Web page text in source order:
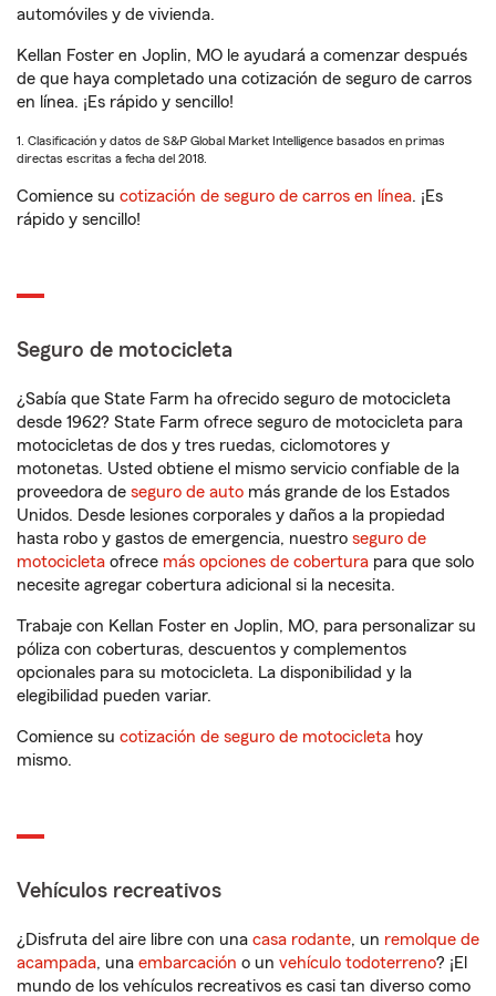
automóviles y de vivienda.
Kellan Foster en Joplin, MO le ayudará a comenzar después
de que haya completado una cotización de seguro de carros
en línea. ¡Es rápido y sencillo!
1. Clasificación y datos de S&P Global Market Intelligence basados en primas
directas escritas a fecha del 2018.
Comience su cotización de seguro de carros en línea. ¡Es
rápido y sencillo!
Seguro de motocicleta
¿Sabía que State Farm ha ofrecido seguro de motocicleta
desde 1962? State Farm ofrece seguro de motocicleta para
motocicletas de dos y tres ruedas, ciclomotores y
motonetas. Usted obtiene el mismo servicio confiable de la
proveedora de seguro de auto más grande de los Estados
Unidos. Desde lesiones corporales y daños a la propiedad
hasta robo y gastos de emergencia, nuestro seguro de
motocicleta ofrece más opciones de cobertura para que solo
necesite agregar cobertura adicional si la necesita.
Trabaje con Kellan Foster en Joplin, MO, para personalizar su
póliza con coberturas, descuentos y complementos
opcionales para su motocicleta. La disponibilidad y la
elegibilidad pueden variar.
Comience su cotización de seguro de motocicleta hoy
mismo.
Vehículos recreativos
¿Disfruta del aire libre con una casa rodante, un remolque de
acampada, una embarcación o un vehículo todoterreno? ¡El
mundo de los vehículos recreativos es casi tan diverso como